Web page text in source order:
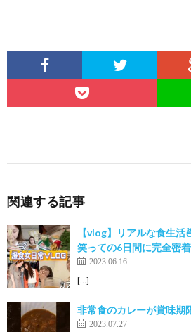
関連する記事
【vlog】リアルな食生
笑っての6日間に完全密
2023.06.16
[…]
非常食のカレーが賞味期
2023.07.27